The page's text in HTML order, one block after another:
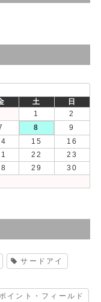
土
日
1
2
8
9
15
16
22
23
29
30
サードアイ
イント・フィールド